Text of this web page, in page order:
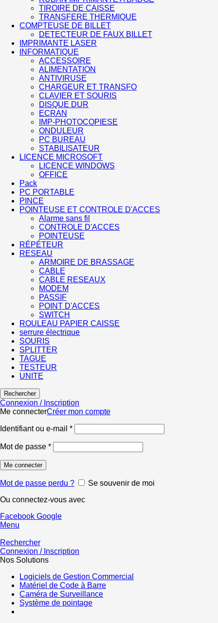
TIROIRE DE CAISSE
TRANSFERE THERMIQUE
COMPTEUSE DE BILLET
DETECTEUR DE FAUX BILLET
IMPRIMANTE LASER
INFORMATIQUE
ACCESSOIRE
ALIMENTATION
ANTIVIRUSE
CHARGEUR ET TRANSFO
CLAVIER ET SOURIS
DISQUE DUR
ECRAN
IMP-PHOTOCOPIESE
ONDULEUR
PC BUREAU
STABILISATEUR
LICENCE MICROSOFT
LICENCE WINDOWS
OFFICE
Pack
PC PORTABLE
PINCE
POINTEUSE ET CONTROLE D'ACCES
Alarme sans fil
CONTROLE D'ACCES
POINTEUSE
RÉPÉTEUR
RESEAU
ARMOIRE DE BRASSAGE
CABLE
CABLE RESEAUX
MODEM
PASSIF
POINT D'ACCES
SWITCH
ROULEAU PAPIER CAISSE
serrure électrique
SOURIS
SPLITTER
TAGUE
TESTEUR
UNITE
Rechercher
Connexion / Inscription
Me connecterCréer mon compte
Identifiant ou e-mail *
Mot de passe *
Me connecter
Mot de passe perdu ?
Se souvenir de moi
Ou connectez-vous avec
Facebook Google
Menu
Rechercher
Connexion / Inscription
Nos Solutions
Logiciels de Gestion Commercial
Matériel de Code à Barre
Caméra de Surveillance
Système de pointage